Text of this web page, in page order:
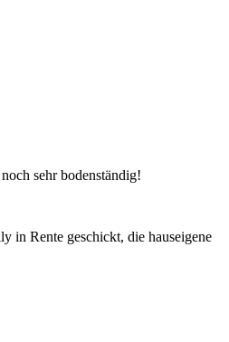
sehr bodenständig!
in Rente geschickt, die hauseigene